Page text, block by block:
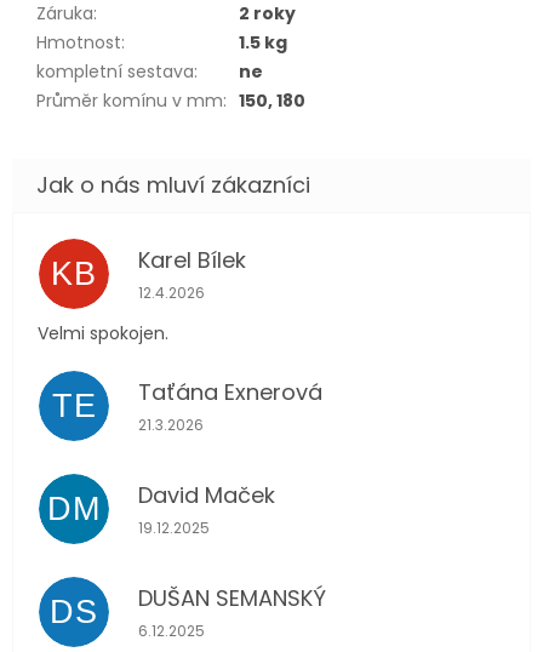
Záruka:
2 roky
Hmotnost:
1.5 kg
kompletní sestava:
ne
Průměr komínu v mm: 150, 180
KB Karel Bílek
Hodnocení obchodu je 5 z 5 hvězdiček.
12.4.2026
Velmi spokojen.
TE Taťána Exnerová
Hodnocení obchodu je 5 z 5 hvězdiček.
21.3.2026
DM David Maček
Hodnocení obchodu je 5 z 5 hvězdiček.
19.12.2025
DS DUŠAN SEMANSKÝ
Hodnocení obchodu je 5 z 5 hvězdiček.
6.12.2025